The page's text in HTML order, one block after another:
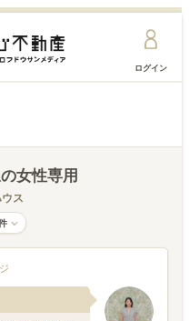
ログイン
の女性専用
ス